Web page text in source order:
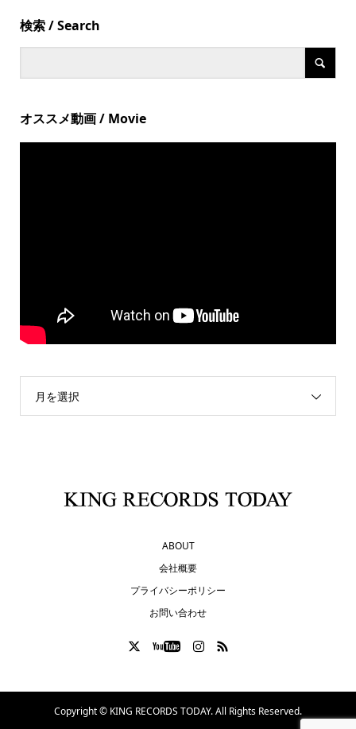
検索 / Search
オススメ動画 / Movie
月を選択
ABOUT
会社概要
プライバシーポリシー
お問い合わせ
Copyright © KING RECORDS TODAY. All Rights Reserved.